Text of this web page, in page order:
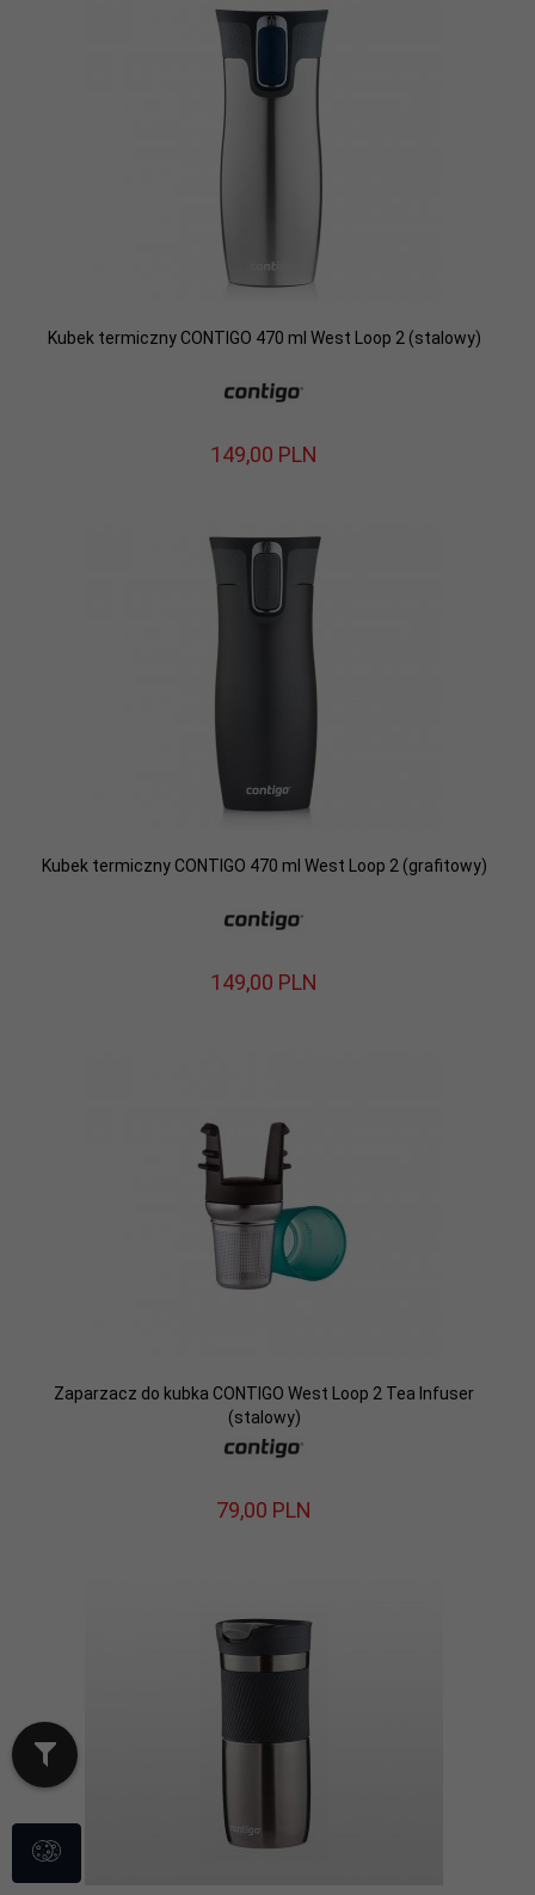
Kubek termiczny CONTIGO 470 ml West Loop 2 (stalowy)
149,00 PLN
Kubek termiczny CONTIGO 470 ml West Loop 2 (grafitowy)
149,00 PLN
Zaparzacz do kubka CONTIGO West Loop 2 Tea Infuser
(stalowy)
79,00 PLN